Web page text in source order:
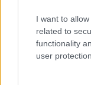
I want to
related to
functionality
user protection.